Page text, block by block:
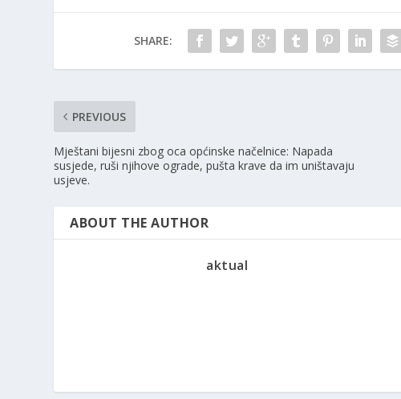
SHARE:
PREVIOUS
Mještani bijesni zbog oca općinske načelnice: Napada
susjede, ruši njihove ograde, pušta krave da im uništavaju
usjeve.
ABOUT THE AUTHOR
aktual